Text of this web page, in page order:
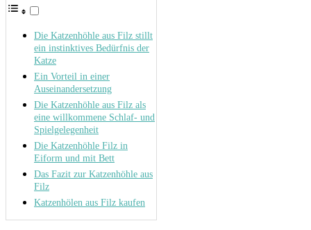
Die Katzenhöhle aus Filz stillt
ein instinktives Bedürfnis der
Katze
Ein Vorteil in einer
Auseinandersetzung
Die Katzenhöhle aus Filz als
eine willkommene Schlaf- und
Spielgelegenheit
Die Katzenhöhle Filz in
Eiform und mit Bett
Das Fazit zur Katzenhöhle aus
Filz
Katzenhölen aus Filz kaufen